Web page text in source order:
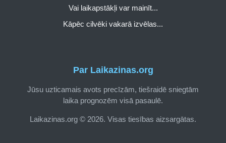
Par Laikazinas.org
Jūsu uzticamais avots precīzām, tiešraidē sniegtām
laika prognozēm visā pasaulē.
Laikazinas.org © 2026. Visas tiesības aizsargātas.
Vai laikapstākļi var mainīt...
Kāpēc cilvēki vakarā izvēlas...